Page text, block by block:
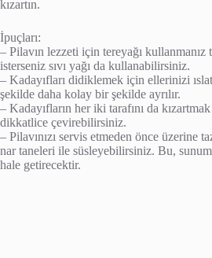
kızartın.
İpuçları:
– Pilavın lezzeti için tereyağı
isterseniz sıvı yağı da kullanabilirsiniz.
– Kadayıfları didiklemek için ellerinizi
şekilde daha kolay bir şekilde ayrılır.
– Kadayıfların her iki tarafını da
dikkatlice çevirebilirsiniz.
– Pilavınızı servis etmeden önce üzerine
nar taneleri ile süsleyebilirsiniz. Bu,
hale getirecektir.